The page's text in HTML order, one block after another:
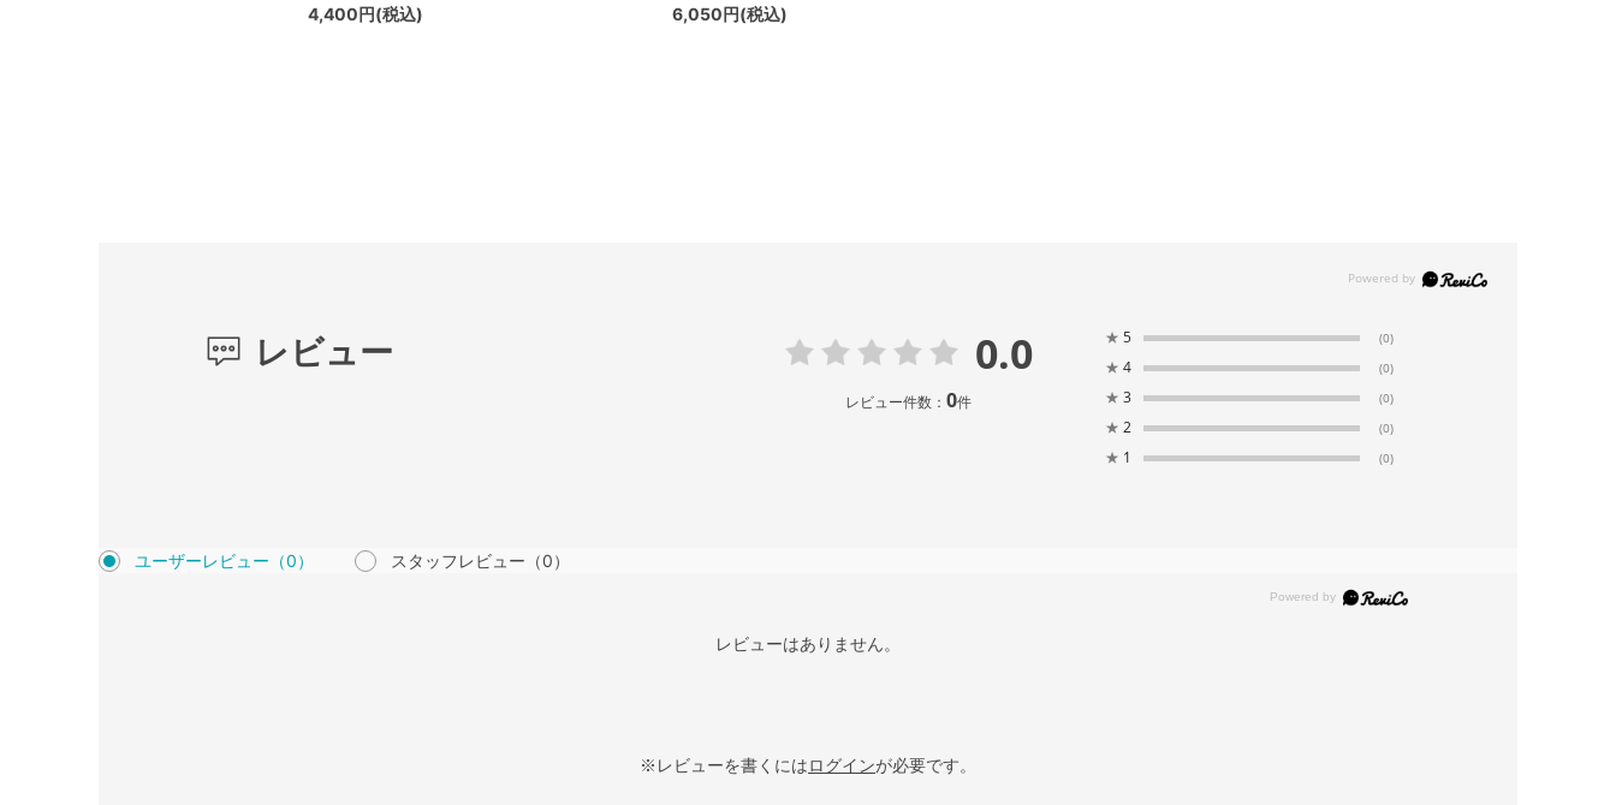
4,400円(税込)
6,050円(税込)
レビュー 0.0
レビュー件数： 0件
★ 5 (0)
★ 4 (0)
★ 3 (0)
★ 2 (0)
★ 1 (0)
ユーザーレビュー （0） スタッフレビュー （0）
レビューはありません。
※レビューを書くにはログインが必要です。